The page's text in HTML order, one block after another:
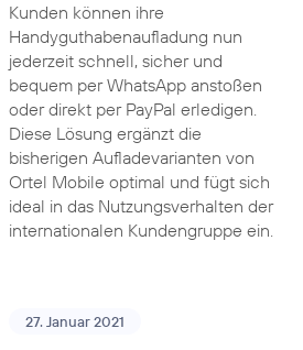
Kunden können ihre
Handyguthabenaufladung nun
jederzeit schnell, sicher und
bequem per WhatsApp anstoßen
oder direkt per PayPal erledigen.
Diese Lösung ergänzt die
bisherigen Aufladevarianten von
Ortel Mobile optimal und fügt sich
ideal in das Nutzungsverhalten der
internationalen Kundengruppe ein.
27. Januar 2021